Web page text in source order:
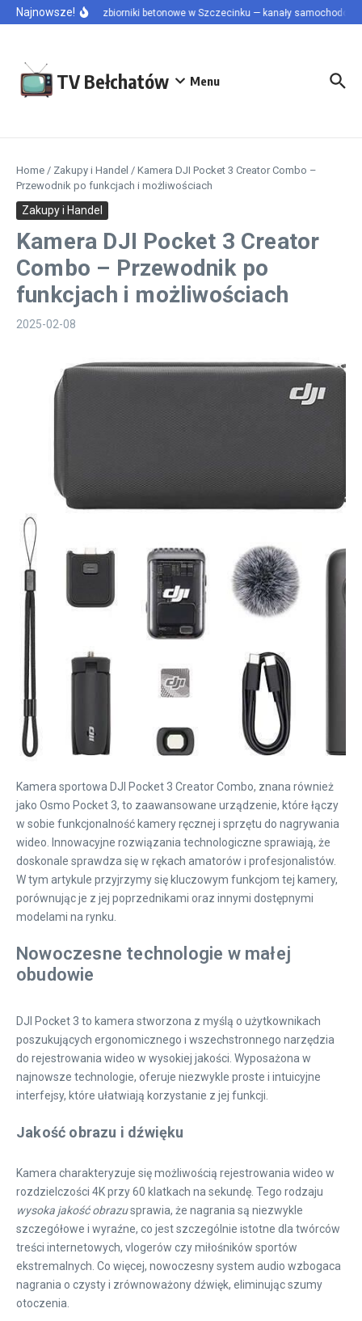
Przejdź do treści
Najnowsze!Szamba i zbiorniki betonowe w Szczecinku — kanały samochodowe i
TV Bełchatów Menu
Home / Zakupy i Handel / Kamera DJI Pocket 3 Creator Combo –
Przewodnik po funkcjach i możliwościach
Zakupy i Handel
Kamera DJI Pocket 3 Creator
Combo – Przewodnik po
funkcjach i możliwościach
2025-02-08
Kamera sportowa DJI Pocket 3 Creator Combo, znana również
jako Osmo Pocket 3, to zaawansowane urządzenie, które łączy
w sobie funkcjonalność kamery ręcznej i sprzętu do nagrywania
wideo. Innowacyjne rozwiązania technologiczne sprawiają, że
doskonale sprawdza się w rękach amatorów i profesjonalistów.
W tym artykule przyjrzymy się kluczowym funkcjom tej kamery,
porównując je z jej poprzednikami oraz innymi dostępnymi
modelami na rynku.
Nowoczesne technologie w małej
obudowie
DJI Pocket 3 to kamera stworzona z myślą o użytkownikach
poszukujących ergonomicznego i wszechstronnego narzędzia
do rejestrowania wideo w wysokiej jakości. Wyposażona w
najnowsze technologie, oferuje niezwykle proste i intuicyjne
interfejsy, które ułatwiają korzystanie z jej funkcji.
Jakość obrazu i dźwięku
Kamera charakteryzuje się możliwością rejestrowania wideo w
rozdzielczości 4K przy 60 klatkach na sekundę. Tego rodzaju
wysoka jakość obrazusprawia, że nagrania są niezwykle
szczegółowe i wyraźne, co jest szczególnie istotne dla twórców
treści internetowych, vlogerów czy miłośników sportów
ekstremalnych. Co więcej, nowoczesny system audio wzbogaca
nagrania o czysty i zrównoważony dźwięk, eliminując szumy
otoczenia.